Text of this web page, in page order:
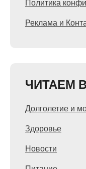
Политика
Реклама и
ЧИТАЕМ
Долголетие и
Здоровье
Новости